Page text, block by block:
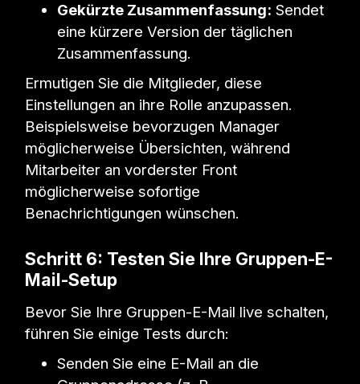
Gekürzte Zusammenfassung: Sendet
eine kürzere Version der täglichen
Zusammenfassung.
Ermutigen Sie die Mitglieder, diese
Einstellungen an ihre Rolle anzupassen.
Beispielsweise bevorzugen Manager
möglicherweise Übersichten, während
Mitarbeiter an vorderster Front
möglicherweise sofortige
Benachrichtigungen wünschen.
Schritt 6: Testen Sie Ihre Gruppen-E-
Mail-Setup
Bevor Sie Ihre Gruppen-E-Mail live schalten,
führen Sie einige Tests durch:
Senden Sie eine E-Mail an die